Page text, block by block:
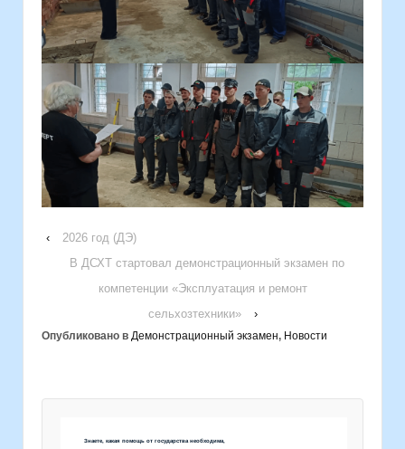
‹
2026 год (ДЭ)
В ДСХТ стартовал демонстрационный экзамен по
компетенции «Эксплуатация и ремонт
сельхозтехники»
›
Опубликовано в Демонстрационный экзамен, Новости
Знаете, какая помощь от государства необходима,